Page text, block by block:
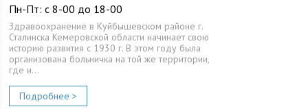
Пн-Пт: с 8-00 до 18-00
Здравоохранение в Куйбышевском районе г.
Сталинска Кемеровской области начинает свою
историю развития с 1930 г. В этом году была
организована больничка на той же территории,
где и…
Подробнее >